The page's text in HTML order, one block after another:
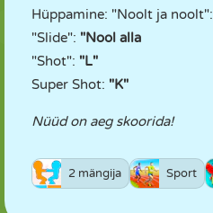
Hüppamine: "Noolt ja noolt":
"Slide": "Nool alla
"Shot": "L"
Super Shot: "K"
Nüüd on aeg skoorida!
2 mängija Sport